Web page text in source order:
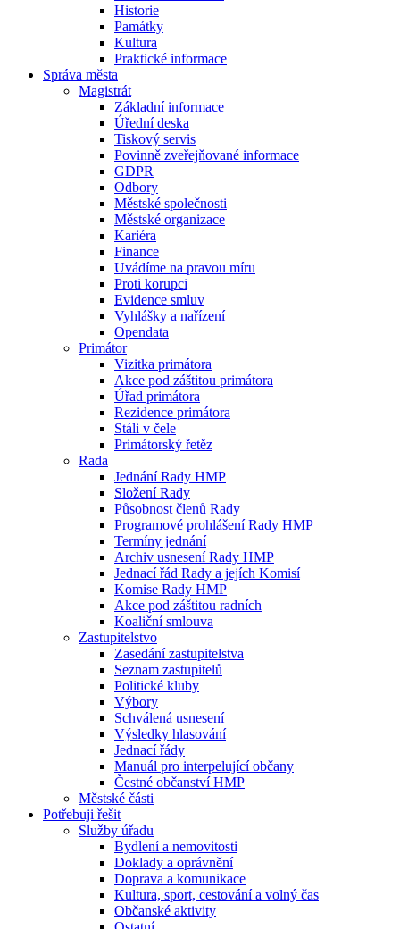
Historie
Památky
Kultura
Praktické informace
Správa města
Magistrát
Základní informace
Úřední deska
Tiskový servis
Povinně zveřejňované informace
GDPR
Odbory
Městské společnosti
Městské organizace
Kariéra
Finance
Uvádíme na pravou míru
Proti korupci
Evidence smluv
Vyhlášky a nařízení
Opendata
Primátor
Vizitka primátora
Akce pod záštitou primátora
Úřad primátora
Rezidence primátora
Stáli v čele
Primátorský řetěz
Rada
Jednání Rady HMP
Složení Rady
Působnost členů Rady
Programové prohlášení Rady HMP
Termíny jednání
Archiv usnesení Rady HMP
Jednací řád Rady a jejích Komisí
Komise Rady HMP
Akce pod záštitou radních
Koaliční smlouva
Zastupitelstvo
Zasedání zastupitelstva
Seznam zastupitelů
Politické kluby
Výbory
Schválená usnesení
Výsledky hlasování
Jednací řády
Manuál pro interpelující občany
Čestné občanství HMP
Městské části
Potřebuji řešit
Služby úřadu
Bydlení a nemovitosti
Doklady a oprávnění
Doprava a komunikace
Kultura, sport, cestování a volný čas
Občanské aktivity